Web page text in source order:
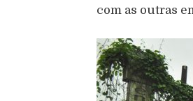
com as outras